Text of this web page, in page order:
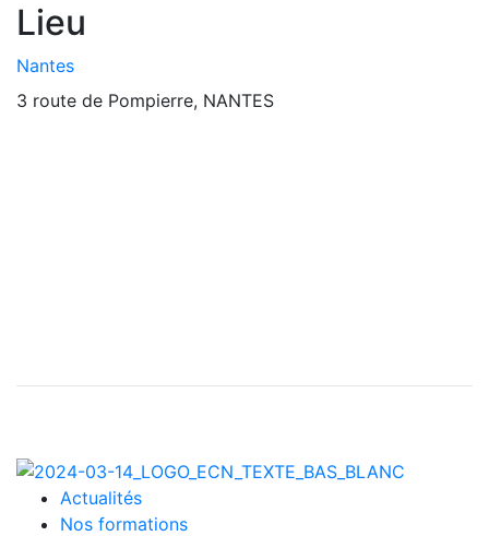
Lieu
Nantes
3 route de Pompierre, NANTES
Actualités
Nos formations